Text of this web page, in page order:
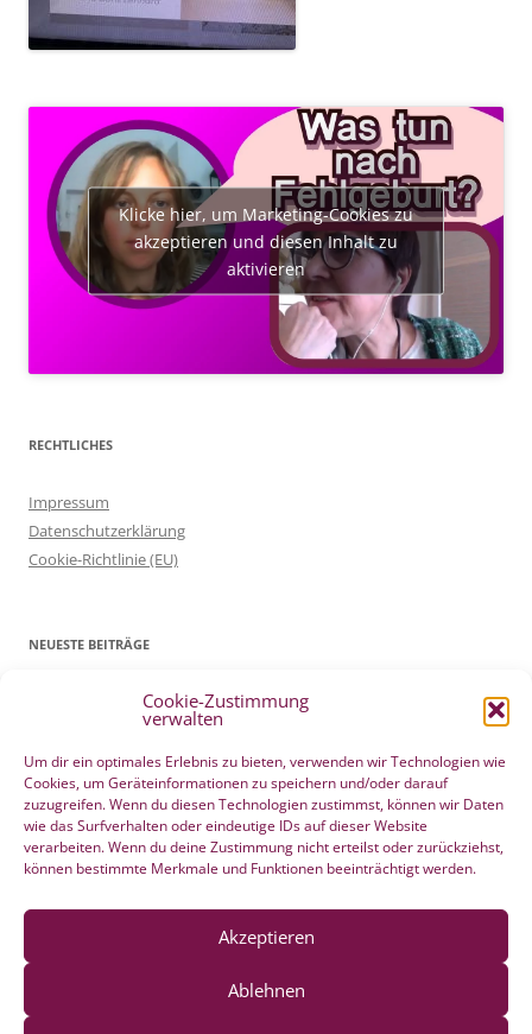
Cookie-Zustimmung
verwalten
Um dir ein optimales Erlebnis zu bieten, verwenden wir Technologien wie
Cookies, um Geräteinformationen zu speichern und/oder darauf
zuzugreifen. Wenn du diesen Technologien zustimmst, können wir Daten
wie das Surfverhalten oder eindeutige IDs auf dieser Website
verarbeiten. Wenn du deine Zustimmung nicht erteilst oder zurückziehst,
können bestimmte Merkmale und Funktionen beeinträchtigt werden.
Akzeptieren
Ablehnen
Klicke hier, um Marketing-Cookies zu
akzeptieren und diesen Inhalt zu
aktivieren
RECHTLICHES
Impressum
Datenschutzerklärung
Cookie-Richtlinie (EU)
NEUESTE BEITRÄGE
Patientenverfügung Geburt vertreten in WELTWOCHE DER GEBURT
Filmtipp – Die sichere Geburt 19. Mai 2021
Integration eigener Erfahrungen aus der Pränatalzeit 10. März 2021
VBA2C – Erfahrung 8. Februar 2020
Berührender wunderschöner Geburtserfahrungsbericht von Laura
Maria Seiler
22. Dezember 2019